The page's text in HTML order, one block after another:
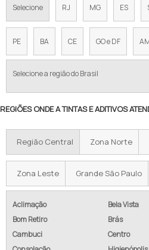
Selecione RJ MG ES
PE BA CE GO e DF
Selecione a região do Brasil
REGIÕES ONDE A TINTAS E ADITIVOS
Região Central Zona Norte
Zona Leste Grande São Paulo
Aclimação
Bela Vista
Bom Retiro
Brás
Cambuci
Centro